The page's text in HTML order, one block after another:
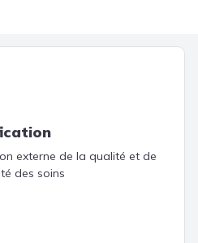
externe de la qualité et de
des soins